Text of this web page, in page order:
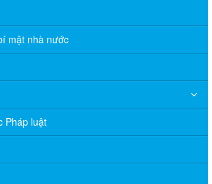
mật nhà nước
Pháp luật
hệ thống phân phối, nhãn hiệu hàng hóa
khí trên địa bàn tỉnh năm 2025 (nhắc lần